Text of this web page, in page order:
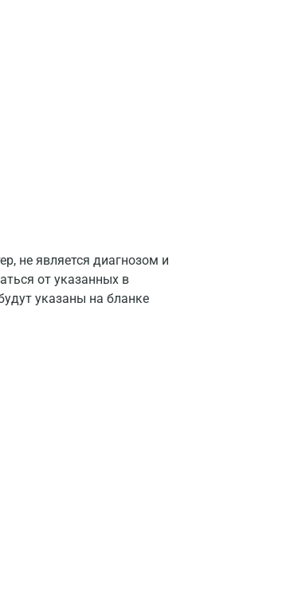
не является диагнозом и
от указанных в
указаны на бланке